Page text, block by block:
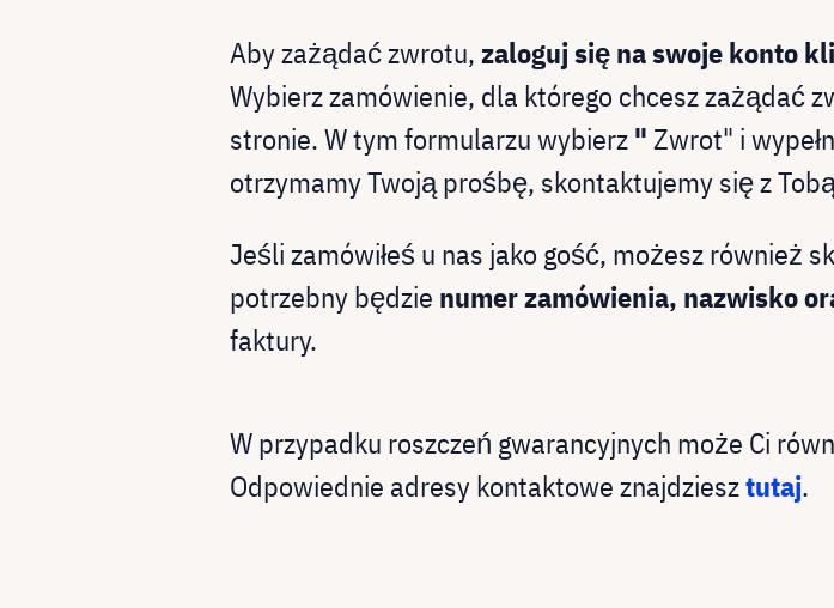
Aby zażądać zwrotu,zaloguj się na swoje konto
Wybierz zamówienie, dla którego chcesz zażądać
stronie. W tym formularzu wybierz"Zwrot" i
otrzymamy Twoją prośbę, skontaktujemy się z
Jeśli zamówiłeś u nas jako gość, możesz również
potrzebny będzie numer zamówienia, nazwisko
faktury.
W przypadku roszczeń gwarancyjnych może Ci
Odpowiednie adresy kontaktowe znajdziesztutaj.